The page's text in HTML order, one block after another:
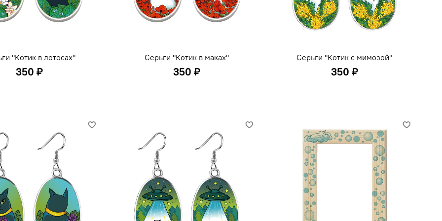
"Котик в лотосах"
350 ₽
Серьги "Котик в маках"
350 ₽
Серьги "Котик с мимозой"
350 ₽